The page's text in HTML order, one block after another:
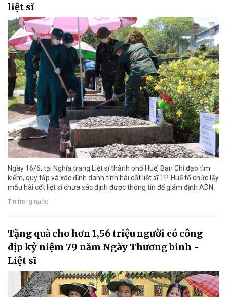
liệt sĩ
Ngày 16/6, tại Nghĩa trang Liệt sĩ thành phố Huế, Ban Chỉ đạo tìm
kiếm, quy tập và xác định danh tính hài cốt liệt sĩ TP. Huế tổ chức lấy
mẫu hài cốt liệt sĩ chưa xác định được thông tin để giám định ADN.
Tin trong nước
Tặng quà cho hơn 1,56 triệu người có công
dịp kỷ niệm 79 năm Ngày Thương binh -
Liệt sĩ